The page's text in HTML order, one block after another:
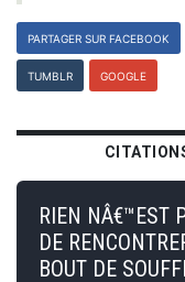
PARTAGER SUR FACEBOOK
TUMBLR GOOGLE
RIEN NÂ€™EST
DE
BOUT DE